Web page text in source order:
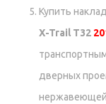
Купить
X-Trail T32
дверных